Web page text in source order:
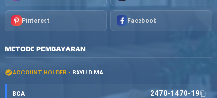
Pinterest Facebook
METODE PEMBAYARAN
ACCOUNT HOLDER - BAYU DIMA
BCA 2470-1470-19